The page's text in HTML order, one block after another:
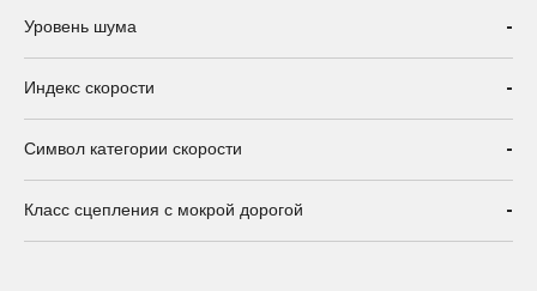
Уровень шума -
Индекс скорости -
Символ категории скорости -
Класс сцепления с мокрой дорогой -